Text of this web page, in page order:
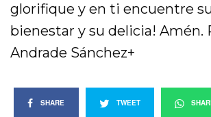
glorifique y en ti encuentre
bienestar y su delicia! Amén.
Andrade Sánchez+
SHARE TWEET